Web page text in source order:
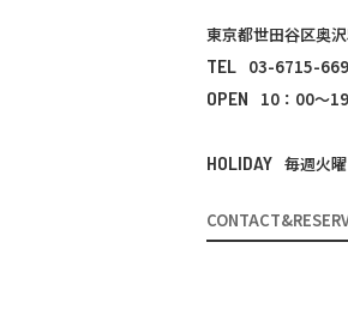
東京都世田谷区奥
TEL 03-6715-
OPEN
10：00～
HOLIDAY 毎週火